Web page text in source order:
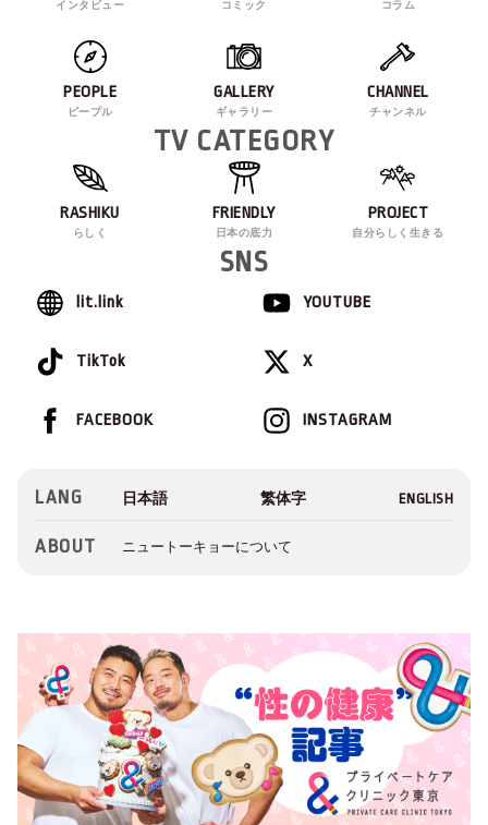
インタビュー コミック コラム
PEOPLE
ピープル
GALLERY
ギャラリー
CHANNEL
チャンネル
TV CATEGORY
RASHIKU
らしく
FRIENDLY
日本の底力
PROJECT
自分らしく生きる
SNS
lit.link YOUTUBE
TikTok X
INSTAGRAM
FACEBOOK
LANG
ABOUT ニュートーキョーについて